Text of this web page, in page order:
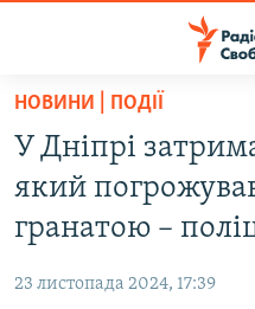
Перейти
основного
матеріалу
до
основної
ВСЕ ЗА ДОБУ
ЕКОНОМІКА
РОСІЙСЬКА «ФІЛЬТРАЦІЯ»
НОВИНИ | ПОДІЇ
У Дніпрі
який
гранатою –
23 листопада 2024, 17:39